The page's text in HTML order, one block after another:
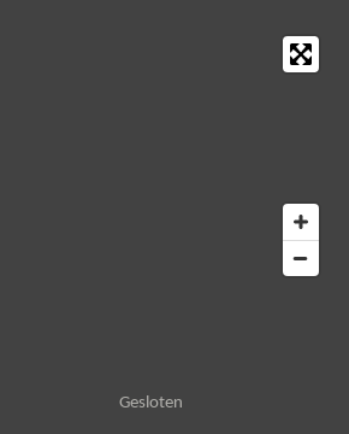
Gesloten